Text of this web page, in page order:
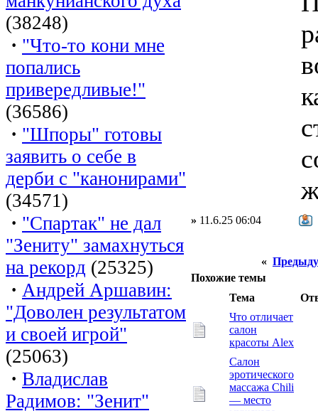
(38248)
· "Что-то кони мне
попались
привередливые!"
(36586)
· "Шпоры" готовы
заявить о себе в
дерби с "канонирами"
(34571)
· "Спартак" не дал
"Зениту" замахнуться
на рекорд (25325)
· Андрей Аршавин:
"Доволен результатом
и своей игрой"
(25063)
· Владислав
Радимов: "Зенит"
» 11.6.25 06:04
«
Похожие темы
Тема
Что отличает
салон
красоты Alex
Салон
эротического
массажа Chili
— место